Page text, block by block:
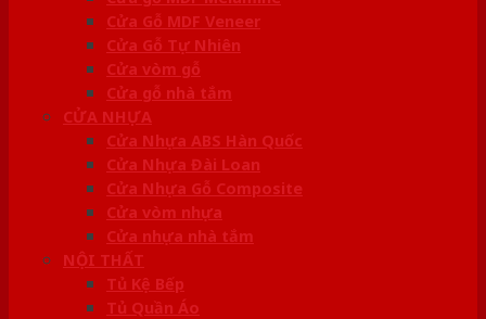
Cửa Gỗ MDF Veneer
Cửa Gỗ Tự Nhiên
Cửa vòm gỗ
Cửa gỗ nhà tắm
CỬA NHỰA
Cửa Nhựa ABS Hàn Quốc
Cửa Nhựa Đài Loan
Cửa Nhựa Gỗ Composite
Cửa vòm nhựa
Cửa nhựa nhà tắm
NỘI THẤT
Tủ Kệ Bếp
Tủ Quần Áo